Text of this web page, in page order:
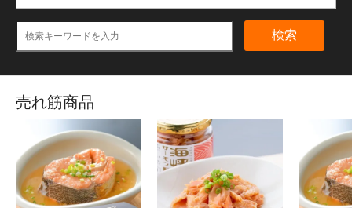
検索
売れ筋商品